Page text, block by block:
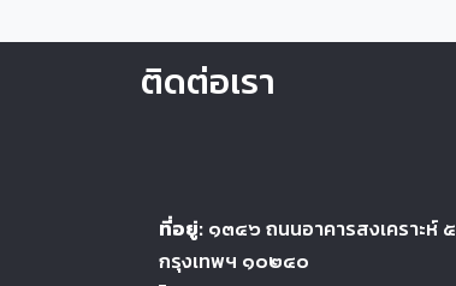
ติดต่อเรา
ที่อยู่: ๑๓๔๖ ถนนอาคารสงเคราะห์ ๕
กรุงเทพฯ ๑๐๒๔๐